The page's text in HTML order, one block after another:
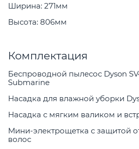
Ширина: 271мм
Высота: 806мм
Комплектация
Беспроводной пылесос Dyson
Submarine
Насадка для влажной уборки
Насадка с мягким валиком и
Мини-электрощетка с защитой
волос